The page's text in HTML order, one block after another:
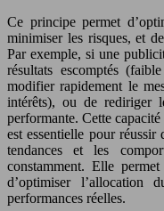
Ce principe permet
minimiser les risques, et
Par exemple, si une
résultats escomptés
modifier rapidement le
intérêts), ou de rediriger
performante. Cette
est essentielle pour
tendances et les
constamment. Elle
d’optimiser l’allocation
performances réelles.